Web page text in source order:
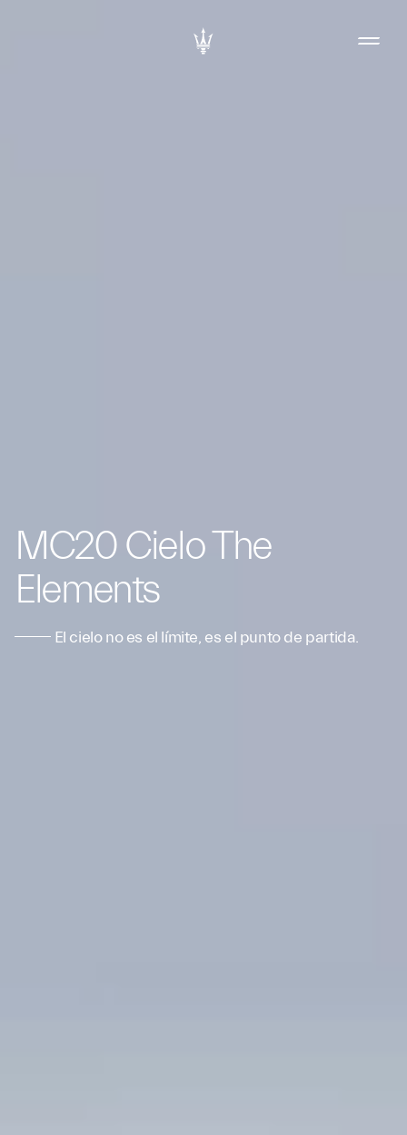
MC20 Cielo The
Elements
El cielo no es el límite, es el punto de partida.